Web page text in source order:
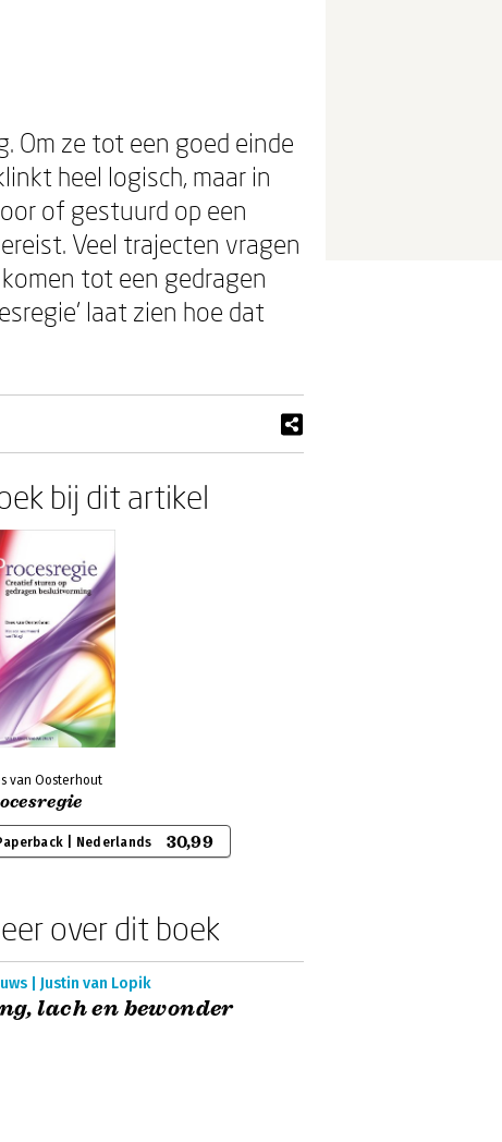
Om ze tot een goed einde
heel logisch, maar in
of gestuurd op een
Veel trajecten vragen
tot een gedragen
laat zien hoe dat
bij dit artikel
van Oosterhout
| Nederlands 30,99
over dit boek
| Justin van Lopik
lach en bewonder